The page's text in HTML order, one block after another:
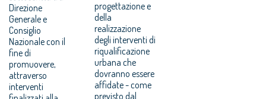
Direzione
Generale e
Consiglio
Nazionale con il
fine di
promuovere,
attraverso
interventi
progettazione e
della
realizzazione
degli interventi di
riqualificazione
urbana che
dovranno essere
affidate - come
previsto dal